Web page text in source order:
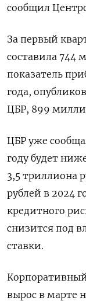
сообщил
За первый
составила 744
показатель
года,
ЦБР, 899
ЦБР уже
году будет
3,5 триллиона
рублей в 2024
кредитного
снизится под
ставки.
вырос в марте